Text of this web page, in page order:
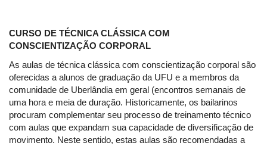
CURSO DE TÉCNICA CLÁSSICA COM
CONSCIENTIZAÇÃO CORPORAL
As aulas de técnica clássica com conscientização corporal são
oferecidas a alunos de graduação da UFU e a membros da
comunidade de Uberlândia em geral (encontros semanais de
uma hora e meia de duração. Historicamente, os bailarinos
procuram complementar seu processo de treinamento técnico
com aulas que expandam sua capacidade de diversificação de
movimento. Neste sentido, estas aulas são recomendadas a